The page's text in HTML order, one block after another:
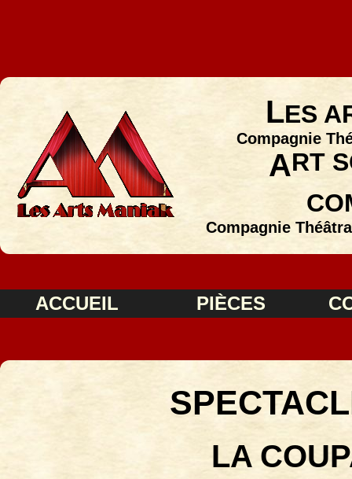
LES
Compagnie
ART
Compagnie
ACCUEIL PIÈCES
LA